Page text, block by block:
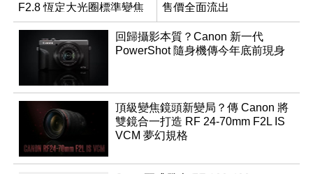
F2.8 恆定大光圈標準變焦
鏡
售價全面流出
回歸攝影本質？Canon 新一代
PowerShot 隨身機傳今年底前現身
頂級變焦鏡頭新變局？傳 Canon 將
雙鏡合一打造 RF 24-70mm F2L IS
VCM 夢幻規格